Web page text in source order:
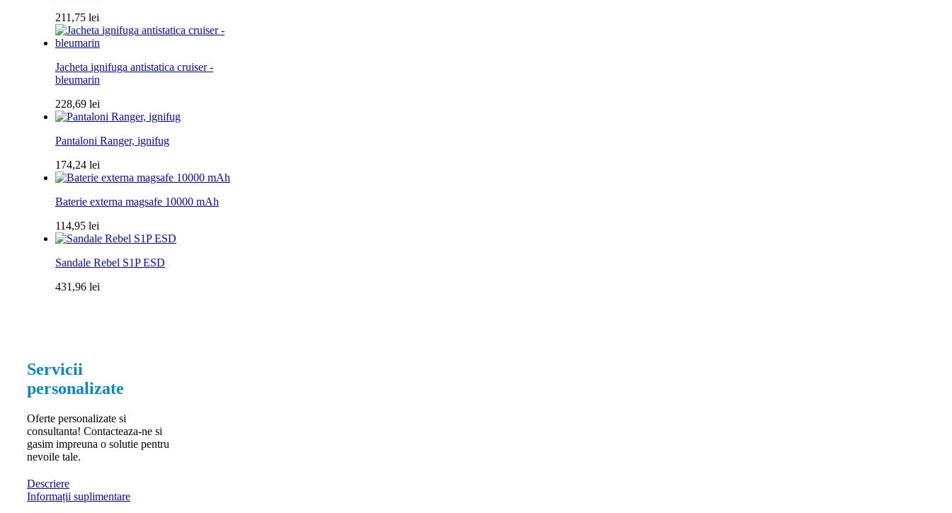
211,75 lei
Jacheta ignifuga antistatica cruiser -
bleumarin
228,69 lei
Pantaloni Ranger, ignifug
174,24 lei
Baterie externa magsafe 10000 mAh
114,95 lei
Sandale Rebel S1P ESD
431,96 lei
Servicii
personalizate
Oferte personalizate si
consultanta! Contacteaza-ne si
gasim impreuna o solutie pentru
nevoile tale.
Descriere
Informații suplimentare